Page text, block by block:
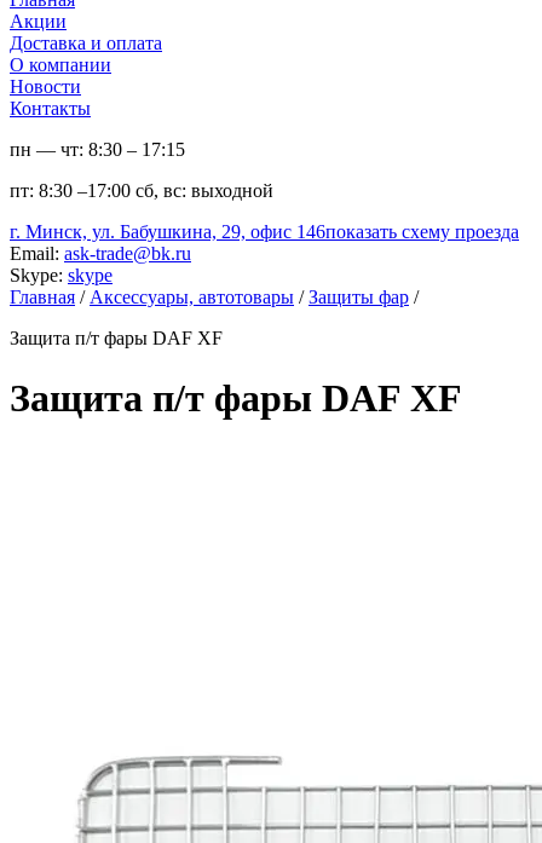
Акции
Доставка и оплата
О компании
Новости
Контакты
пн — чт: 8:30 – 17:15
пт: 8:30 –17:00 сб, вс: выходной
г. Минск, ул. Бабушкина, 29, офис 146показать схему проезда
Email: ask-trade@bk.ru
Skype: skype
Главная / Аксессуары, автотовары / Защиты фар /
Защита п/т фары DAF XF
Защита п/т фары DAF XF